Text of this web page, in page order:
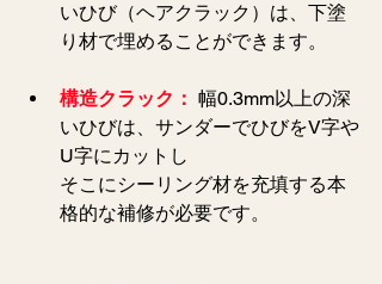
いひび（ヘアクラック）は、下塗
り材で埋めることができます。
構造クラック： 幅0.3mm以上の深
いひびは、サンダーでひびをV字や
U字にカットし
そこにシーリング材を充填する本
格的な補修が必要です。